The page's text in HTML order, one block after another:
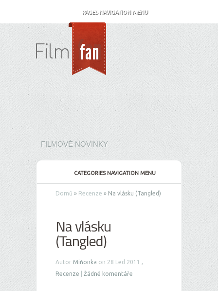
PAGES NAVIGATION MENU
FILMOVÉ NOVINKY
CATEGORIES NAVIGATION MENU
Domů » Recenze » Na vlásku (Tangled)
Na vlásku
(Tangled)
Autor Miňonka on 28 Led 2011 ,
Recenze
Žádné komentáře